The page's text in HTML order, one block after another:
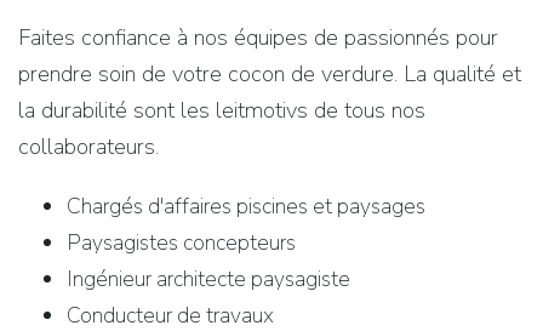
Faites confiance à nos équipes de passionnés pour
prendre soin de votre cocon de verdure. La qualité et
la durabilité sont les leitmotivs de tous nos
collaborateurs.
Chargés d'affaires piscines et paysages
Paysagistes concepteurs
Ingénieur architecte paysagiste
Conducteur de travaux